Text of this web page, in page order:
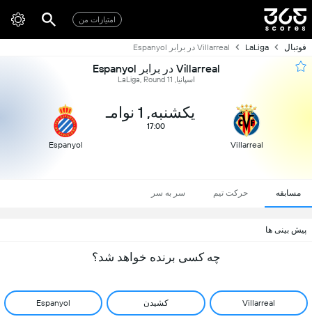
امتیازات من
فوتبال LaLiga Villarreal در برابر Espanyol
Villarreal در برابر Espanyol
اسپانیا, LaLiga, Round 11
Villarreal
یکشنبه, 1 نوامـ
17:00
Espanyol
مسابقه حرکت تیم سر به سر
پیش بینی ها
چه کسی برنده خواهد شد؟
Villarreal کشیدن Espanyol